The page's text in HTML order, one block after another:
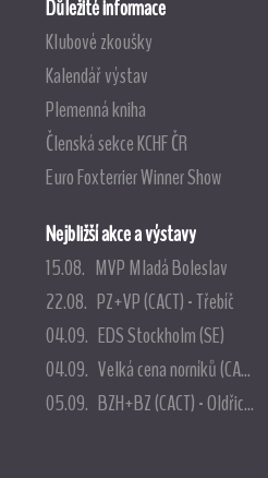
Důležité informace
Klubové zkoušky
Kalendář výstav
Plemenná kniha
Členská sekce KCHF ČR
Euro Foxterrier Winner Show
Nejbližší akce a výstavy
15.08. MVP Mladá Boleslav
22.08. PZ+VP (CACT) - Třebíč
04.09. EDS Stockholm (SE)
04.09. Velká cena norníků (CA...
05.09. BZH+BZ (CACT) - Oldřic...